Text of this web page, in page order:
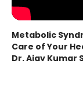
Metabolic
Care of Your
Dr. Ajay Kumar